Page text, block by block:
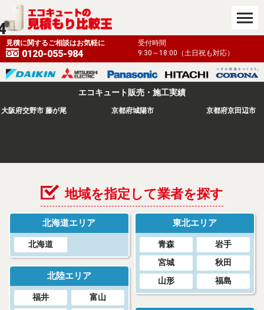
応）
見積に関するご相談はお気軽に
0120-055-984
受付時間
9:30～18:00（土日祝も対応）
エコキュート販売・施工実績
大阪府交野市 藤が尾 京都府城陽市 京都府京田辺市
地域を指定して業者を探す
北陸エリア
福井
富山
東北エリア
青森
岩手
宮城
秋田
山形
福島
北海道エリア
北海道